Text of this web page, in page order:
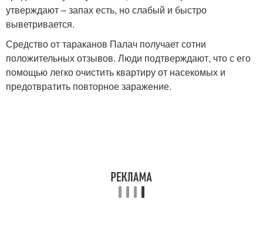
утверждают – запах есть, но слабый и быстро
выветривается.
Средство от тараканов Палач получает сотни
положительных отзывов. Люди подтверждают, что с его
помощью легко очистить квартиру от насекомых и
предотвратить повторное заражение.